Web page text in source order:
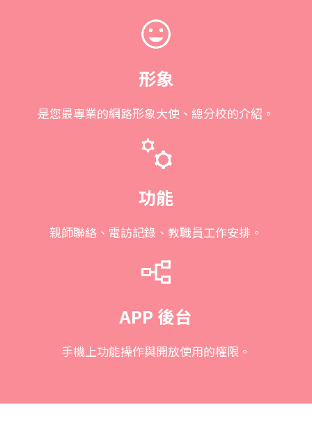
形象
是您最專業的網路形象大使、總分校的介紹。
功能
親師聯絡、電訪記錄、教職員工作安排。
APP 後台
手機上功能操作與開放使用的權限。